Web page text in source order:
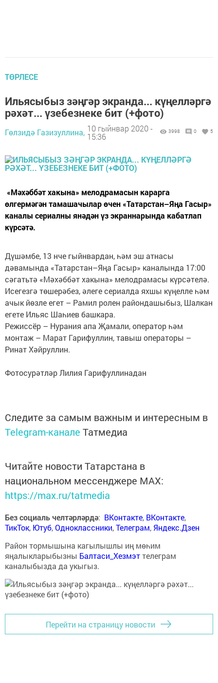
ТӨРЛЕСЕ
Ильясыбыз зәңгәр экранда... күңелләргә
рәхәт... үзебезнеке бит (+фото)
Гөлзидә Газизуллина, 10 гыйнвар 2020 -
15:36
3998 0 5
«Мәхәббәт хакына» мелодрамасын карарга
өлгермәгән тамашачылар өчен «Татарстан–Яңа Гасыр»
каналы сериалны янәдән үз экраннарында кабатлап
күрсәтә.
Дүшәмбе, 13 нче гыйнвардан, һәм эш атнасы
дәвамында «Татарстан–Яңа Гасыр» каналында 17:00
сәгатьтә «Мәхәббәт хакына» мелодрамасы күрсәтелә.
Исегезгә төшерәбез, әлеге сериалда яхшы күңелле һәм
ачык йөзле егет – Рамил ролен райондашыбыз, Шалкан
егете Ильяс Шаһиев башкара.
Режиссёр – Нурания апа Җамали, оператор һәм
монтаж – Марат Гарифуллин, тавыш операторы –
Ринат Хәйруллин.
Фотосурәтләр Лилия Гарифуллинадан
Следите за самым важным и интересным в
Telegram-канале Татмедиа
Читайте новости Татарстана в
национальном мессенджере MАХ:
https://max.ru/tatmedia
Без социаль челтәрләрдә: ВКонтакте, ВКонтакте,
ТикТок, Ютуб,Одноклассники,Телеграм, Яндекс.Дзен
Район тормышына кагылышлы иң мөһим
яңалыкларыбызны Балтаси_Хезмэттелеграм
каналыбызда да укыгыз.
Перейти на страницу новости